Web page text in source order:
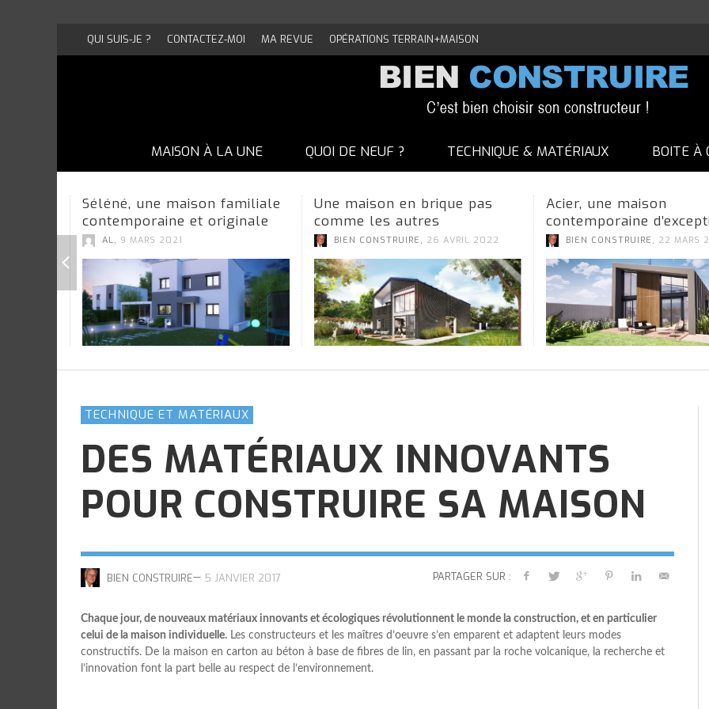
QUI SUIS-JE ? CONTACTEZ-MOI MA REVUE OPÉRATIONS TERRAIN+MAISON
MAISON À LA UNE
UNE MAISON EN BRIQUE PAS COMME
LES AUTRES
D’EXCEPTION
QUOI DE NEUF ?
UNE MAISON EN BRIQUE PAS COMME
LES AUTRES
D’EXCEPTION
TECHNIQUE & MATÉRIAUX
UNE MAISON EN BRIQUE PAS COMME
LES AUTRES
BOITE À
PASSIVE
AVEZ-VOUS PENSÉ À L’AMÉNAGEMENT
UNE MAISON EN BRIQUE PAS COMME
LES AUTRES
D’EXCEPTION
Séléné, une maison familiale
contemporaine et originale
AL, 9 MARS 2021
Une maison en brique pas
comme les autres
BIEN CONSTRUIRE , 26 AVRIL 2022
Acier, une maison
contemporaine
BIEN CONSTRUIRE , 22 MARS
TECHNIQUE ET MATÉRIAUX
DES MATÉRIAUX INNOVANTS
POUR CONSTRUIRE SA MAISON
PARTAGER SUR :
BIEN CONSTRUIRE— 5 JANVIER 2017
Chaque jour, de nouveaux matériaux innovants et écologiques révolutionnent le monde la construction, et en particulier
celui de la maison individuelle. Les constructeurs et les maîtres d’oeuvre s’en emparent et adaptent leurs modes
constructifs. De la maison en carton au béton à base de fibres de lin, en passant par la roche volcanique, la recherche et
l’innovation font la part belle au respect de l’environnement.